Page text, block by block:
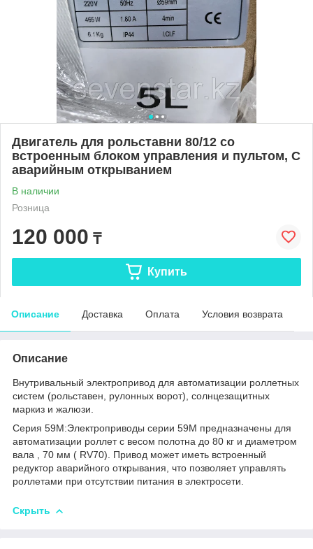
Двигатель для рольставни 80/12 со
встроенным блоком управления и пультом, С
аварийным открыванием
В наличии
Розница
120 000 ₸
Купить
Описание Доставка Оплата Условия возврата
Описание
Внутривальный электропривод для автоматизации роллетных
систем (рольставен, рулонных ворот), солнцезащитных
маркиз и жалюзи.
Cерия 59M:Электроприводы серии 59M предназначены для
автоматизации роллет с весом полотна до 80 кг и диаметром
вала , 70 мм ( RV70). Привод может иметь встроенный
редуктор аварийного открывания, что позволяет управлять
роллетами при отсутствии питания в электросети.
Скрыть